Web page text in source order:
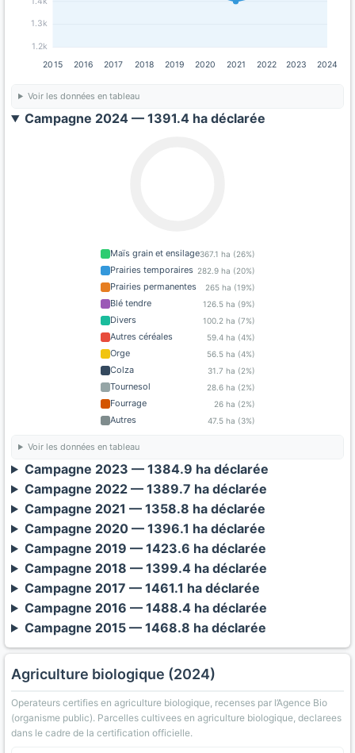
1.2k
1.3k
2015 2016 2017 2018 2019 2020 2021 2022 2023 2024
Voir les données en tableau
Campagne 2024 — 1391.4 ha déclarée
Maïs grain et ensilage367.1 ha (26%)
Prairies temporaires 282.9 ha (20%)
Prairies permanentes 265 ha (19%)
Blé tendre 126.5 ha (9%)
Divers 100.2 ha (7%)
Autres céréales 59.4 ha (4%)
Orge 56.5 ha (4%)
Colza 31.7 ha (2%)
Tournesol 28.6 ha (2%)
Fourrage 26 ha (2%)
Autres 47.5 ha (3%)
Voir les données en tableau
Campagne 2023 — 1384.9 ha déclarée
Campagne 2022 — 1389.7 ha déclarée
Campagne 2021 — 1358.8 ha déclarée
Campagne 2020 — 1396.1 ha déclarée
Campagne 2019 — 1423.6 ha déclarée
Campagne 2018 — 1399.4 ha déclarée
Campagne 2017 — 1461.1 ha déclarée
Campagne 2016 — 1488.4 ha déclarée
Campagne 2015 — 1468.8 ha déclarée
Agriculture biologique (2024)
Operateurs certifies en agriculture biologique, recenses par l’Agence Bio
(organisme public). Parcelles cultivees en agriculture biologique, declarees
dans le cadre de la certification officielle.